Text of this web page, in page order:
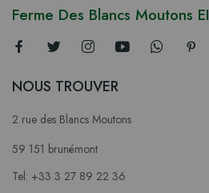
Ferme Des Blancs Moutons EI
NOUS TROUVER
2 rue des Blancs Moutons
59 151 brunémont
Tel: +33 3 27 89 22 36